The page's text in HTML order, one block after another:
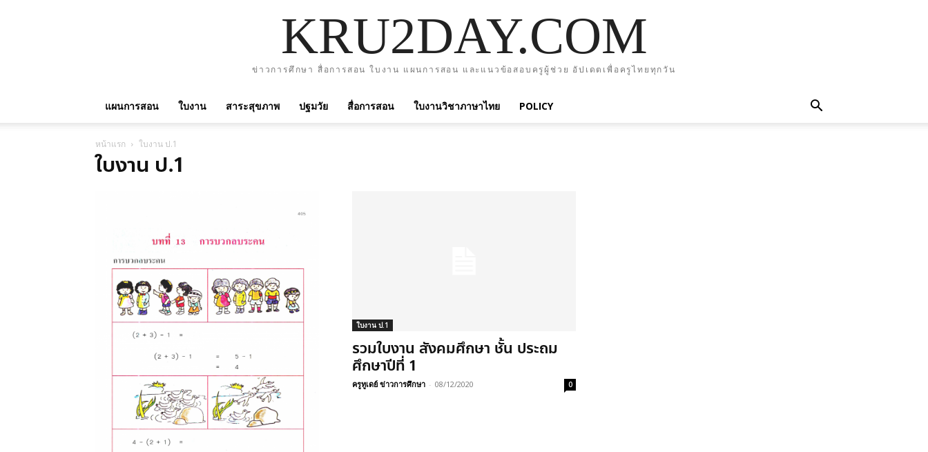
KRU2DAY.COM
ข่าวการศึกษา สื่อการสอน ใบงาน แผนการสอน และแนวข้อสอบครูผู้ช่วย อัปเดตเพื่อครูไทยทุกวัน
แผนการสอน ใบงาน สาระสุขภาพ ปฐมวัย สื่อการสอน ใบงานวิชาภาษาไทย POLICY
หน้าแรก ใบงาน ป.1
ใบงาน ป.1
ใบงาน ป.1
รวมใบงาน สังคมศึกษา ชั้น ประถม
ศึกษาปีที่ 1
ครูทูเดย์ ข่าวการศึกษา - 08/12/2020 0